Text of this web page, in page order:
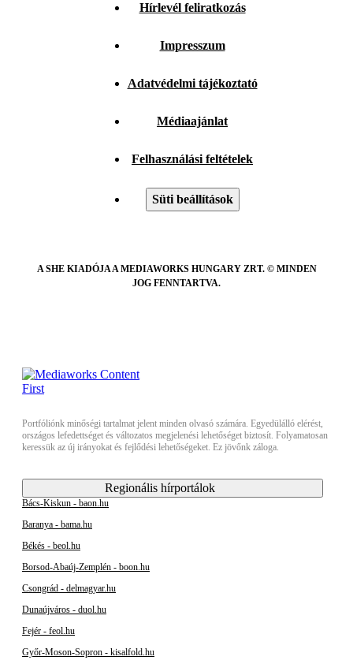
Hírlevél feliratkozás
Impresszum
Adatvédelmi tájékoztató
Médiaajánlat
Felhasználási feltételek
Süti beállítások
A SHE KIADÓJA A MEDIAWORKS HUNGARY ZRT. © MINDEN
JOG FENNTARTVA.
Portfóliónk minőségi tartalmat jelent minden olvasó számára. Egyedülálló elérést,
országos lefedettséget és változatos megjelenési lehetőséget biztosít. Folyamatosan
keressük az új irányokat és fejlődési lehetőségeket. Ez jövőnk záloga.
Regionális hírportálok
Bács-Kiskun - baon.hu
Baranya - bama.hu
Békés - beol.hu
Borsod-Abaúj-Zemplén - boon.hu
Csongrád - delmagyar.hu
Dunaújváros - duol.hu
Fejér - feol.hu
Győr-Moson-Sopron - kisalfold.hu